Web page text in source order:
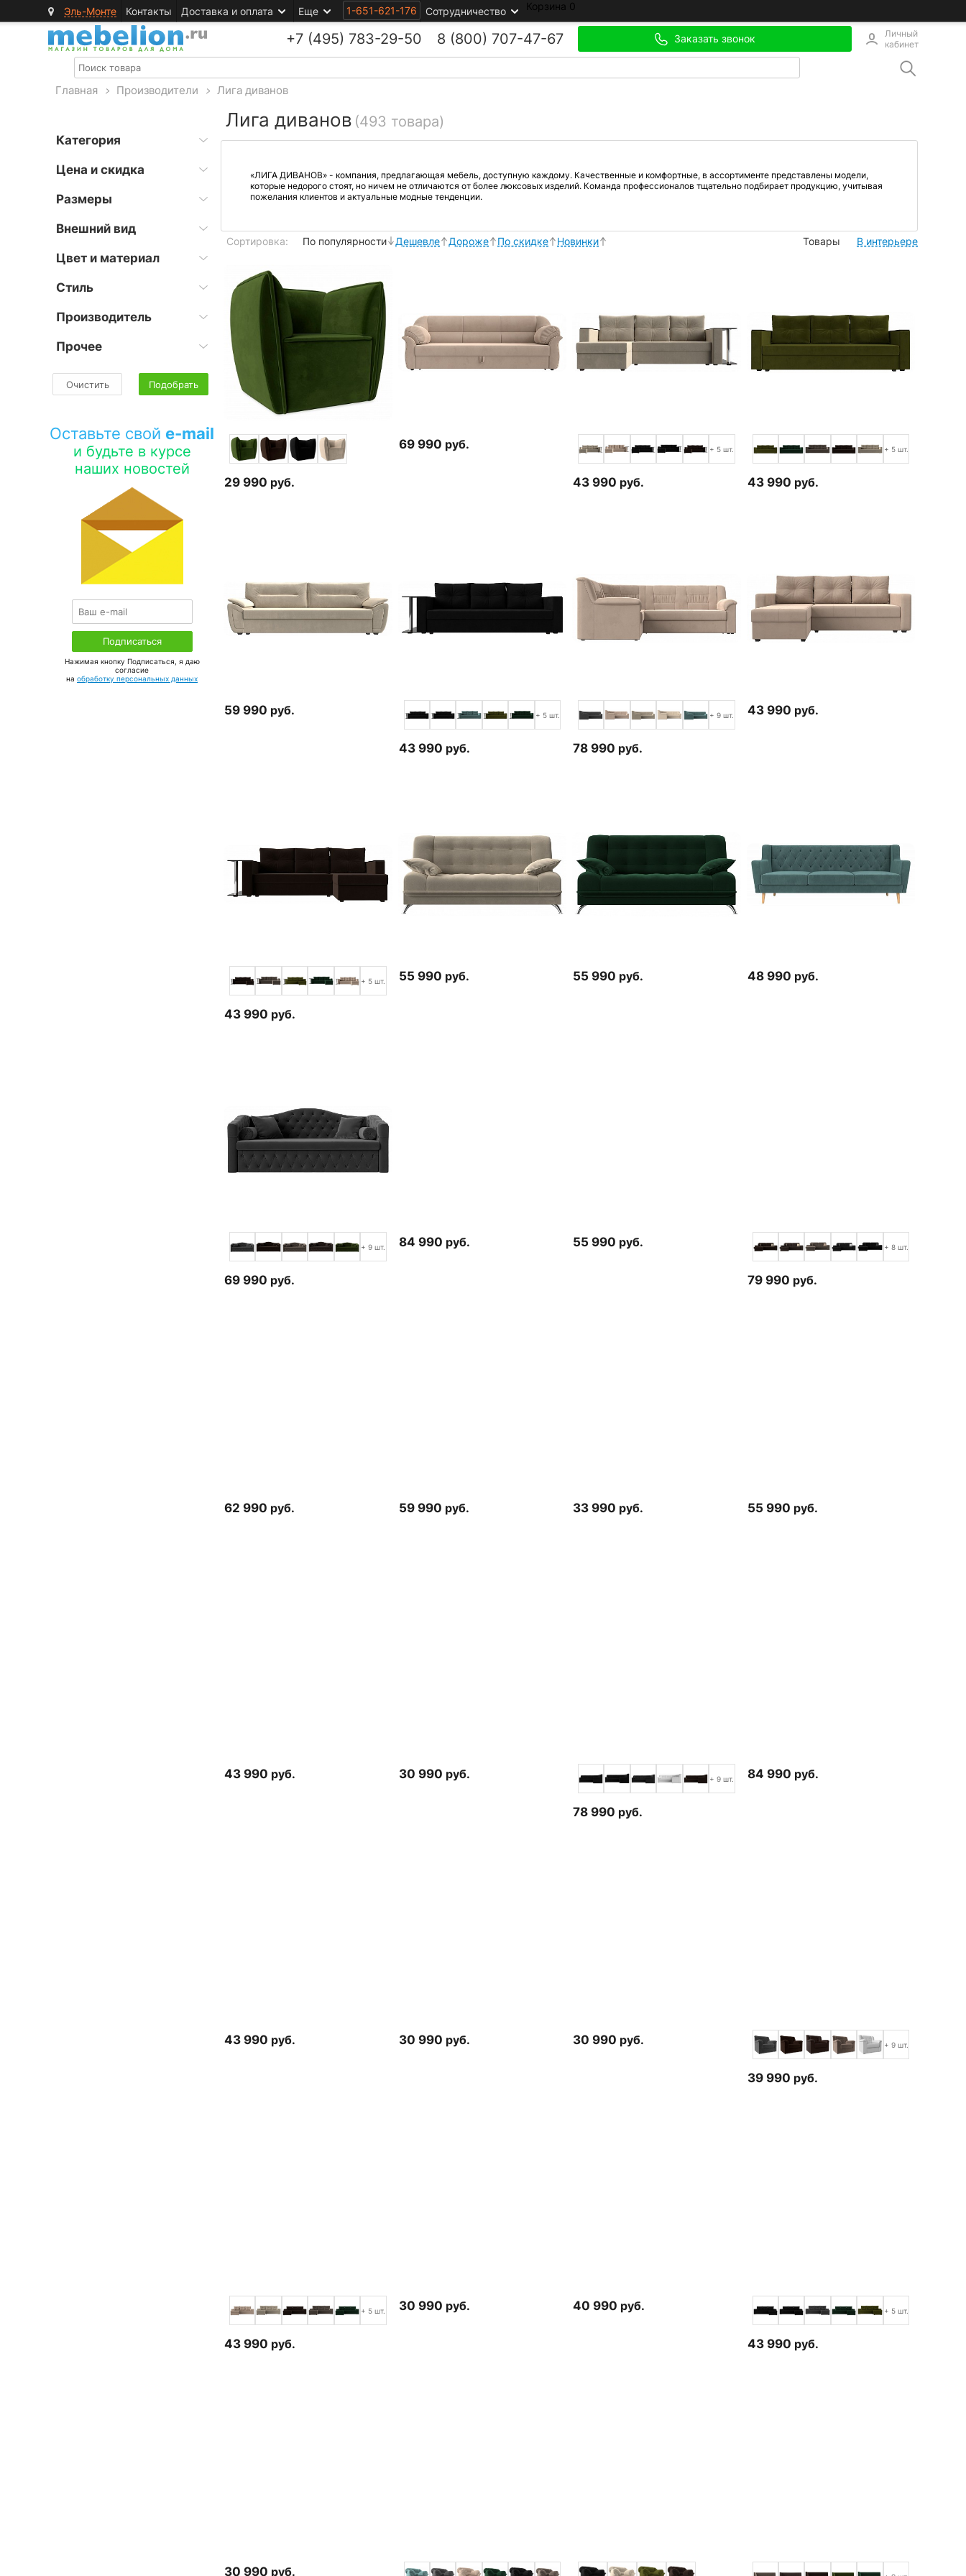
Эль-Монте Контакты Доставка и оплата Еще 1-651-621-176 Сотрудничество Корзина 0
+7 (495) 783-29-50 8 (800) 707-47-67 Заказать звонок
Личный
кабинет
Главная > Производители > Лига диванов
Категория
Цена и скидка
Размеры
Внешний вид
Цвет и материал
Стиль
Производитель
Прочее
Очистить Подобрать
Оставьте свой e-mail
и будьте в курсе
наших новостей
Нажимая кнопку Подписаться, я даю
соглаcие
на обработку персональных данных
Лига диванов (493 товара)
«ЛИГА ДИВАНОВ» - компания, предлагающая мебель, доступную каждому. Качественные и комфортные, в ассортименте представлены модели,
которые недорого стоят, но ничем не отличаются от более люксовых изделий. Команда профессионалов тщательно подбирает продукцию, учитывая
пожелания клиентов и актуальные модные тенденции.
Сортировка: По популярности Дешевле Дороже По скидке Новинки Товары В интерьере
29 990 руб.
69 990 руб. + 5 шт.
43 990 руб.
+ 5 шт.
43 990 руб.
59 990 руб. + 5 шт.
43 990 руб.
+ 9 шт.
78 990 руб.
43 990 руб.
+ 5 шт.
43 990 руб.
55 990 руб. 55 990 руб. 48 990 руб.
+ 9 шт.
69 990 руб.
84 990 руб. 55 990 руб. + 8 шт.
79 990 руб.
62 990 руб. 59 990 руб. 33 990 руб. 55 990 руб.
43 990 руб. 30 990 руб. + 9 шт.
78 990 руб.
84 990 руб.
43 990 руб. 30 990 руб. 30 990 руб. + 9 шт.
39 990 руб.
+ 5 шт.
43 990 руб.
30 990 руб. 40 990 руб. + 5 шт.
43 990 руб.
30 990 руб.